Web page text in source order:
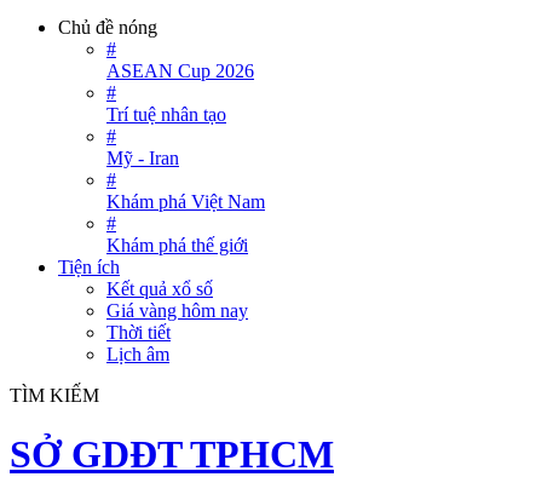
Chủ đề nóng
#
ASEAN Cup 2026
#
Trí tuệ nhân tạo
#
Mỹ - Iran
#
Khám phá Việt Nam
#
Khám phá thế giới
Tiện ích
Kết quả xổ số
Giá vàng hôm nay
Thời tiết
Lịch âm
TÌM KIẾM
SỞ GDĐT TPHCM